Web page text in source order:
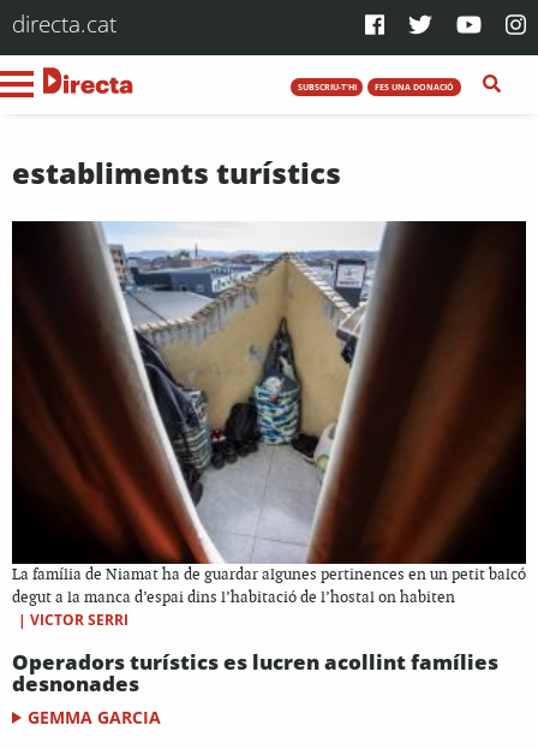
directa.cat
SUBSCRIU-T'HI FES UNA DONACIÓ
establiments turístics
La família de Niamat ha de guardar algunes pertinences en un petit balcó
degut a la manca d’espai dins l’habitació de l’hostal on habiten
| VICTOR SERRI
Operadors turístics es lucren acollint famílies
desnonades
GEMMA GARCIA